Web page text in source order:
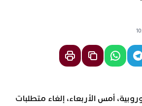
أمس الأربعاء، إلغاء متطلبات